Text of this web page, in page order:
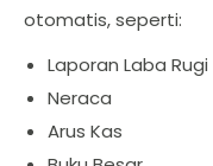
otomatis, seperti:
Laporan Laba Rugi
Neraca
Arus Kas